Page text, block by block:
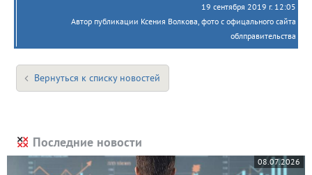
19 сентября 2019 г. 12:05
Автор публикации Ксения Волкова, фото с офицального сайта
облправительства
Вернуться к списку новостей
Последние новости
08.07.2026